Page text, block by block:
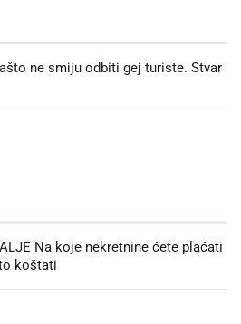
ne smiju odbiti gej turiste. Stvar
Na koje nekretnine ćete plaćati
koštati